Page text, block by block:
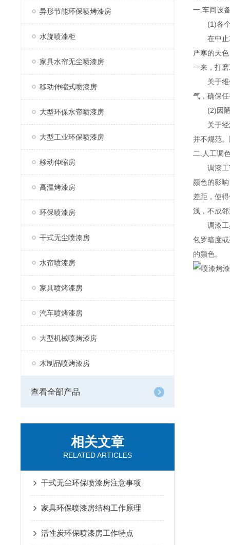
异形节能环保喷烤漆房
水旋喷漆柜
家具水帘无尘喷漆房
移动伸缩式喷漆房
大型环保水帘喷漆房
大型工业环保喷漆房
移动伸缩房
高温烤漆房
环保喷漆房
干式无尘喷漆房
水帘喷漆房
家具喷烤漆房
汽车喷烤漆房
大型机械喷烤漆房
木制品喷烤漆房
查看全部产品
相关文章
RELATED ARTICLES
干式无尘环保喷漆房注意事项
家具环保喷漆房结构工作原理
活性炭环保喷漆房工作特点
一.车间设
(1)各个
在中止车
严寒的天
一来，打
关于维修
气，确保
(2)因陋
关于经济
并不规范
二.人工调
调漆工艺
颜色的影
差距，使
浅，不成
调漆工必
包罗暗度
的颜色。